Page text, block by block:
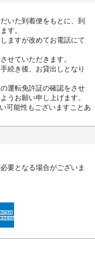
いた到着便をもとに、到
す。
ますが改めてお電話にて
せていただきます。
続き後、お貸出しとなり
運転免許証の確認をさせ
うお願い申し上げます。
可能性もございますことあ
要となる場合がございま